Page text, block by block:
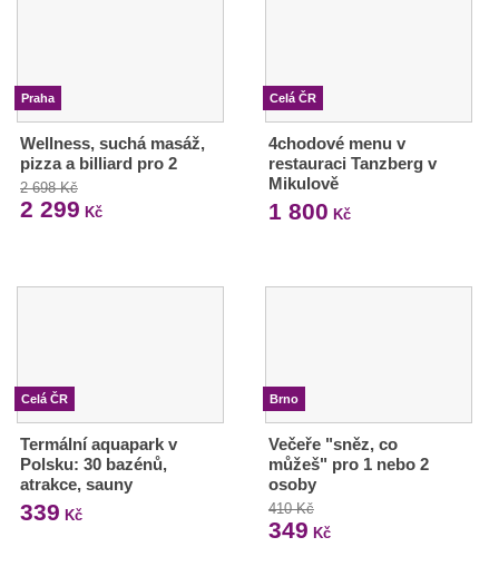
Praha
Wellness, suchá masáž,
pizza a billiard pro 2
2 698 Kč
2 299 Kč
Celá ČR
4chodové menu v
restauraci Tanzberg v
Mikulově
1 800 Kč
Celá ČR
Termální aquapark v
Polsku: 30 bazénů,
atrakce, sauny
339 Kč
Brno
Večeře "sněz, co
můžeš" pro 1 nebo 2
osoby
410 Kč
349 Kč